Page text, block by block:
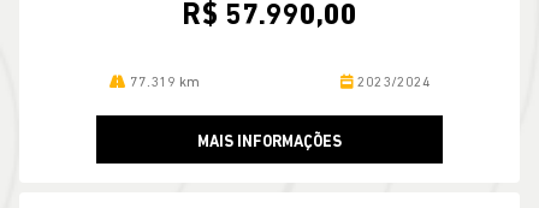
R$ 57.990,00
77.319 km 2023/2024
MAIS INFORMAÇÕES